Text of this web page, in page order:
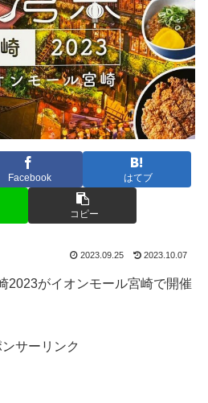
Facebook はてブ
コピー
2023.09.25 2023.10.07
2023がイオンモール宮崎で開催
ンサーリンク